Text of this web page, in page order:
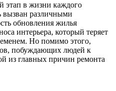
этап в жизни каждого
вызван различными
обновления жилья
интерьера, который теряет
Но помимо этого,
побуждающих людей к
из главных причин ремонта